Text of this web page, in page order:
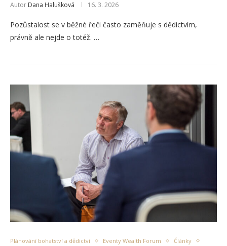
Autor Dana Halušková 16. 3. 2026
Pozůstalost se v běžné řeči často zaměňuje s dědictvím,
právně ale nejde o totéž. …
Plánování bohatství a dědictví Eventy Wealth Forum
Články